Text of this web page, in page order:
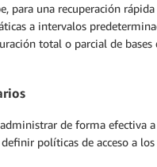
para una recuperación
a intervalos
total o parcial de
de forma efectiva
políticas de acceso a